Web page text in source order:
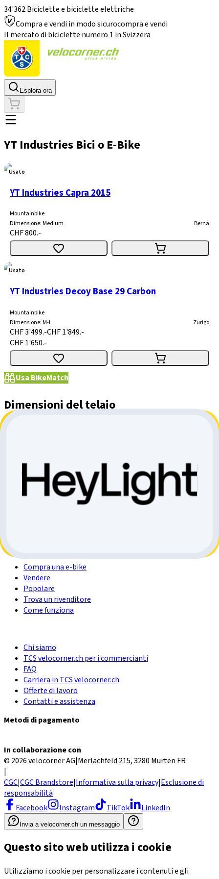
34'362 Biciclette e biciclette elettriche
Compra e vendi in modo sicurocompra e vendi
Il mercato di biciclette numero 1 in Svizzera
Esplora ora
YT Industries Bici o E-Bike
Usato
YT Industries Capra 2015
Mountainbike
Dimensione:Medium Berna
CHF 800.-
Usato
YT Industries Decoy Base 29 Carbon
Mountainbike
Dimensione:M-L Zurigo
CHF 3'499.-CHF 1'849.-
CHF 1'650.-
Usa BikeMatch
Dimensioni del telaio
12"
Mercato online
Compra una e-bike
Vendere
Popolare
Trova un rivenditore
Come funziona
Chi siamo
TCS velocorner.ch per i commercianti
FAQ
Carriera in TCS velocorner.ch
Offerte di lavoro
Contatti e assistenza
Metodi di pagamento
In collaborazione con
© 2026 velocorner AG|Merlachfeld 215, 3280 Murten FR
|
CGC|CGC Brandstore|Informativa sulla privacy|Esclusione di
responsabilità
Facebook
Instagram TikTok LinkedIn
Invia a velocorner.ch un messaggio
Questo sito web utilizza i cookie
Utilizziamo i cookie per personalizzare i contenuti e gli